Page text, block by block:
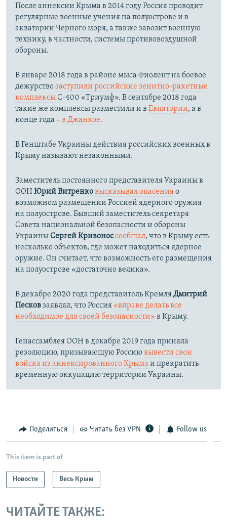
После аннексии Крыма в 2014 году Россия проводит
регулярные военные учения на полуострове и в
акватории Черного моря, а также завозит военную
технику, в частности, системы противовоздушной
обороны.
​В январе 2018 года в районе мыса Фиолент на боевое
дежурствозаступили российские зенитно-ракетные
комплексыС-400 «Триумф». В сентябре 2018 года
такие же комплексы разместили и в Евпатории, а в
конце года – в Джанкое.
В Генштабе Украины действия российских военных в
Крыму называют незаконными.
Заместитель постоянного представителя Украины в
ООН Юрий Витренковысказывал опасенияо
возможном размещении Россией ядерного оружия
на полуострове. Бывший заместитель секретаря
Совета национальной безопасности и обороны
УкраиныСергей Кривоноссообщал, что в Крыму есть
несколько объектов, где может находиться ядерное
оружие. Он считает, что возможность его размещения
на полуострове «достаточно велика».
В декабре 2020 года представитель КремляДмитрий
Песковзаявлял, что Россия «вправе делать все
необходимое для своей безопасности» в Крыму.
Генассамблея ООН в декабре 2019 года приняла
резолюцию, призывающую Россиювывести свои
войска из аннексированного Крыма и прекратить
временную оккупацию территории Украины.
Поделиться Читать без VPN Follow us
This item is part of
Новости Весь Крым
ЧИТАЙТЕ ТАКЖЕ: